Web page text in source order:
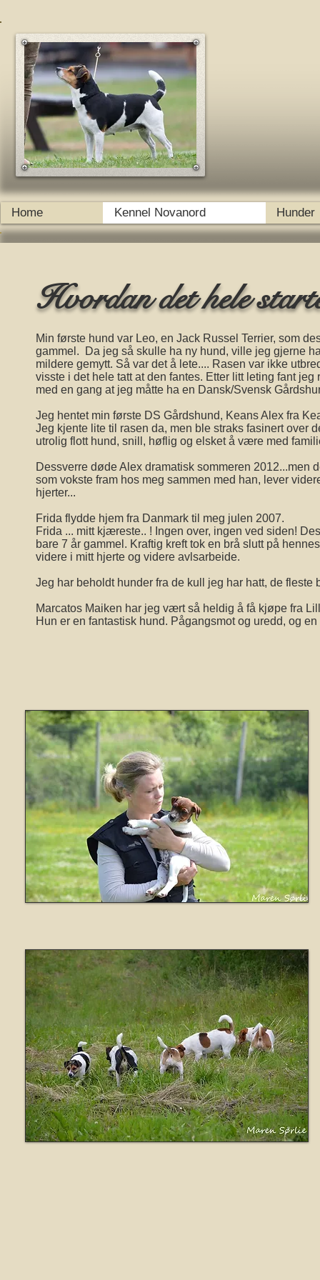
Home Kennel Novanord Hunder
Hvordan det hele
Min første hund var Leo, en Jack Russel Terrier, som
gammel. Da jeg så skulle ha ny hund, ville jeg gjerne
mildere gemytt. Så var det å lete.... Rasen var ikke
visste i det hele tatt at den fantes. Etter litt leting fant
med en gang at jeg måtte ha en Dansk/Svensk
Jeg hentet min første DS Gårdshund, Keans Alex fra
Jeg kjente lite til rasen da, men ble straks fasinert over
utrolig flott hund, snill, høflig og elsket å være med
Dessverre døde Alex dramatisk sommeren 2012...men
som vokste fram hos meg sammen med han, lever
hjerter...
Frida flydde hjem fra Danmark til meg julen
Frida ... mitt kjæreste.. ! Ingen over, ingen ved siden!
bare 7 år gammel. Kraftig kreft tok en brå slutt på
videre i mitt hjerte og videre avlsarbeide.
Jeg har beholdt hunder fra de kull jeg har hatt, de fleste
Marcatos Maiken har jeg vært så heldig å få kjøpe fra
Hun er en fantastisk hund. Pågangsmot og uredd, og